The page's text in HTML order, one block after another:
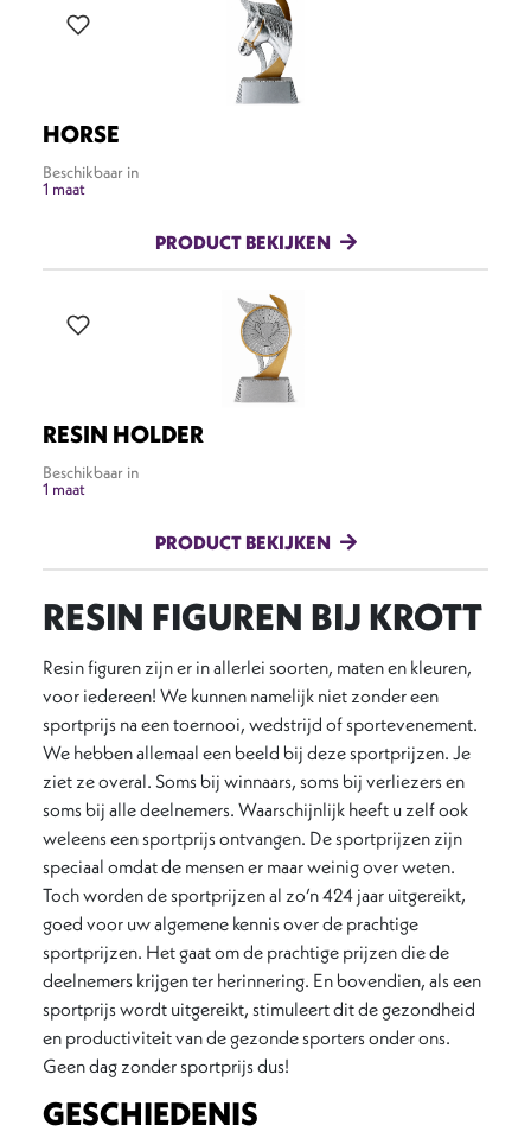
HORSE
Beschikbaar in
1 maat
PRODUCT BEKIJKEN
RESIN HOLDER
Beschikbaar in
1 maat
PRODUCT BEKIJKEN
RESIN FIGUREN BIJ KROTT
Resin figuren zijn er in allerlei soorten, maten en kleuren,
voor iedereen! We kunnen namelijk niet zonder een
sportprijs na een toernooi, wedstrijd of sportevenement.
We hebben allemaal een beeld bij deze sportprijzen. Je
ziet ze overal. Soms bij winnaars, soms bij verliezers en
soms bij alle deelnemers. Waarschijnlijk heeft u zelf ook
weleens een sportprijs ontvangen. De sportprijzen zijn
speciaal omdat de mensen er maar weinig over weten.
Toch worden de sportprijzen al zo’n 424 jaar uitgereikt,
goed voor uw algemene kennis over de prachtige
sportprijzen. Het gaat om de prachtige prijzen die de
deelnemers krijgen ter herinnering. En bovendien, als een
sportprijs wordt uitgereikt, stimuleert dit de gezondheid
en productiviteit van de gezonde sporters onder ons.
Geen dag zonder sportprijs dus!
GESCHIEDENIS